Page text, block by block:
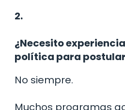
2.
¿Necesito
política para
No siempre.
Muchos programas